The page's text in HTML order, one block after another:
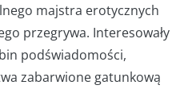
majstra erotycznych
przegrywa. Interesowały
podświadomości,
zabarwione gatunkową